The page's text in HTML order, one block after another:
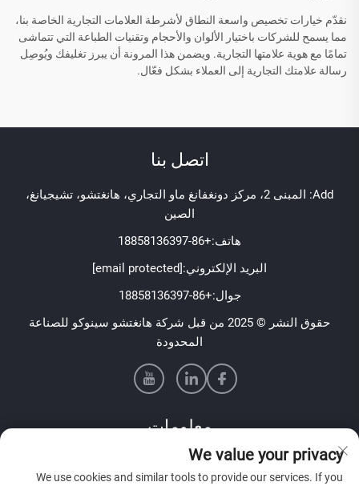
نقدّم خيارات تخصيص واسعة النطاق لأشرطة العلامات التجارية الخاصة بنا،
مما يسمح للشركات باختيار الألوان والأحجام وتقنيات الطباعة التي تتماشى
تمامًا مع هوية علامتها التجارية. ويضمن هذا المرونة أن يبرز تغليفك ويُوصِل
رسالة علامتك التجارية إلى العملاء بشكل فعّال.
اتصل بنا
Add: المبنى 2، مركز دونغفانغ ماو التجاري، هانغتشو، تشيجيانغ،
الصين
هاتف:+86-18858136397
البريد الإلكتروني:[email protected]
جوال:+86-18858136397
حقوق النشر © 2025 من قبل شركة هانغتشو سينوكو للصناعة
المحدودة
معلومات
اشترك لتلقي نشرتنا الإخبارية الأسبوعية
We value your privacy
We use cookies and similar tools to provide our services. If you